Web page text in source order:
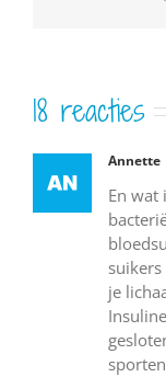
18 reacties
Annette
En wat
je